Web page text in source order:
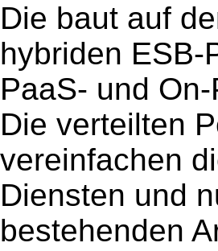
Die baut auf
hybriden ESB-
PaaS- und
Die verteilten
vereinfachen
Diensten und
bestehenden